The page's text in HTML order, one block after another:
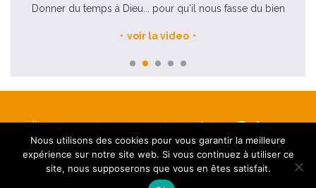
Donner du temps à Dieu... pour qu'il nous fasse du bien
voir la video
Mentions légales
FAQ
Nous utilisons des cookies pour vous garantir la meilleure
expérience sur notre site web. Si vous continuez à utiliser ce
site, nous supposerons que vous en êtes satisfait.